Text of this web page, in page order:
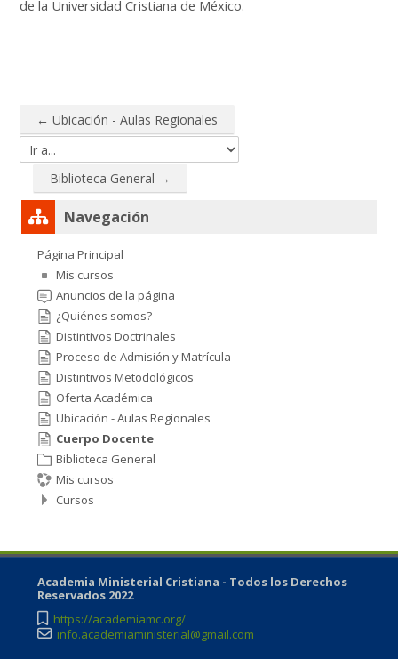
de la Universidad Cristiana de México.
← Ubicación - Aulas Regionales
Ir a...
Biblioteca General →
Salta NavegaciónNavegación
Página Principal
Mis cursos
Anuncios de la página
¿Quiénes somos?
Distintivos Doctrinales
Proceso de Admisión y Matrícula
Distintivos Metodológicos
Oferta Académica
Ubicación - Aulas Regionales
Cuerpo Docente
Biblioteca General
Mis cursos
Cursos
Academia Ministerial Cristiana - Todos los Derechos
Reservados 2022
https://academiamc.org/
info.academiaministerial@gmail.com